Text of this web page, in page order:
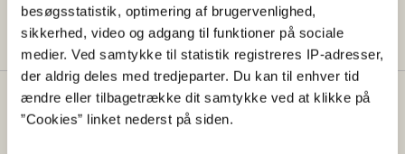
besøgsstatistik, optimering af brugervenlighed,
sikkerhed, video og adgang til funktioner på sociale
medier. Ved samtykke til statistik registreres IP-adresser,
der aldrig deles med tredjeparter. Du kan til enhver tid
ændre eller tilbagetrække dit samtykke ved at klikke på
”Cookies” linket nederst på siden.
Fødevarestyrelsen